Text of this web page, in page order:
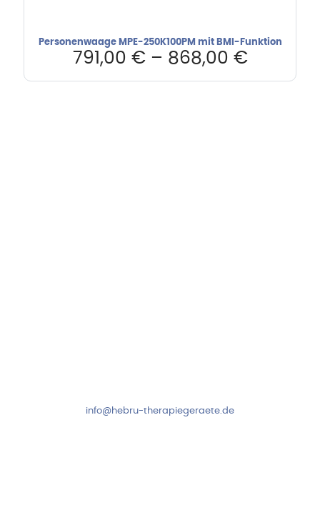
Personenwaage MPE-250K100PM mit BMI-Funktion
791,00 €– 868,00 €
info@hebru-therapiegeraete.de